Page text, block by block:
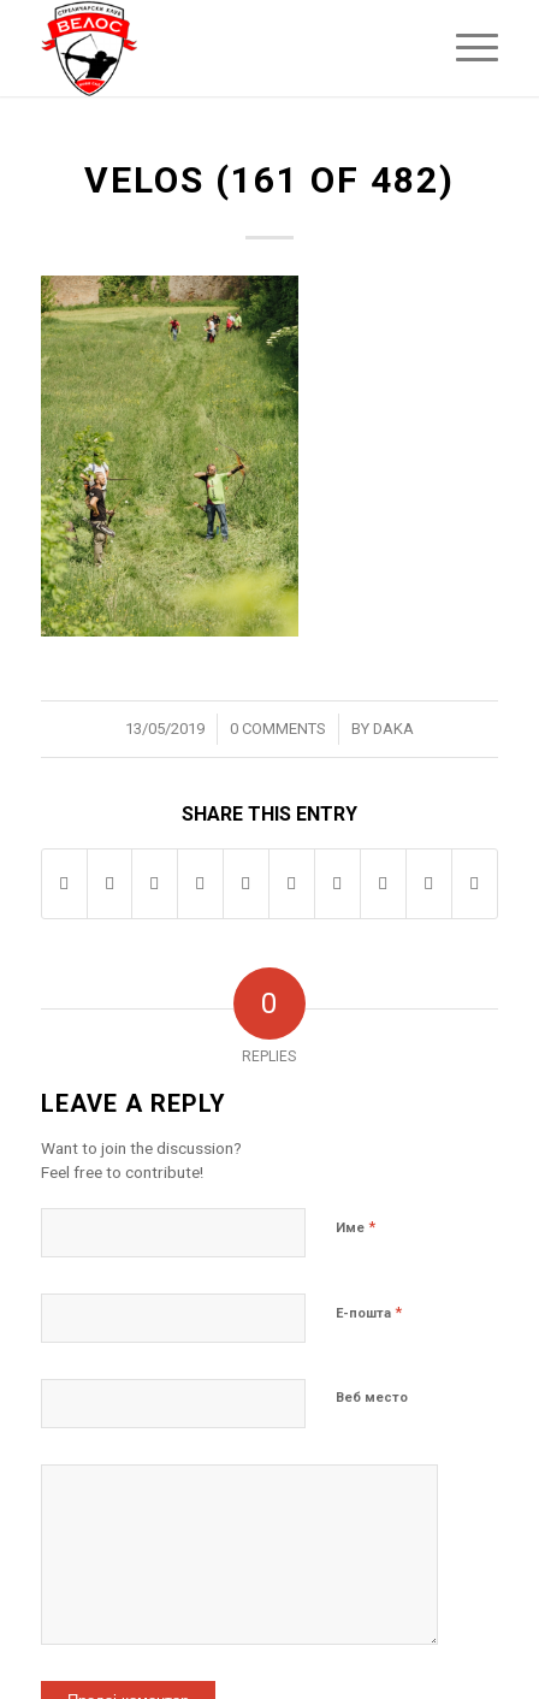
VELOS (161 OF 482)
13/05/2019
/ 0 COMMENTS
/ BY DAKA
SHARE THIS ENTRY
0
REPLIES
LEAVE A REPLY
Want to join the discussion?
Feel free to contribute!
Име *
Е-пошта *
Веб место